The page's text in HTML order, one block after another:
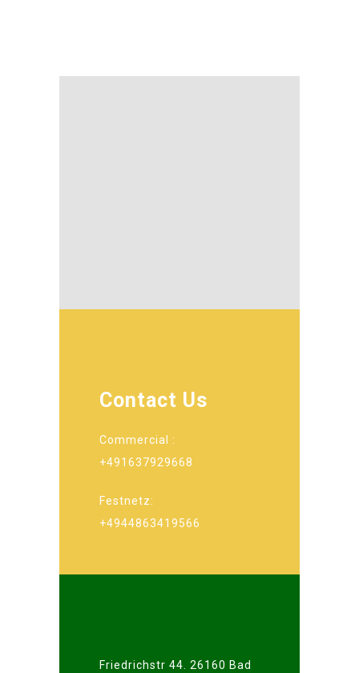
Contact Us
Commercial :
+491637929668
Festnetz:
+4944863419566
Friedrichstr 44. 26160 Bad